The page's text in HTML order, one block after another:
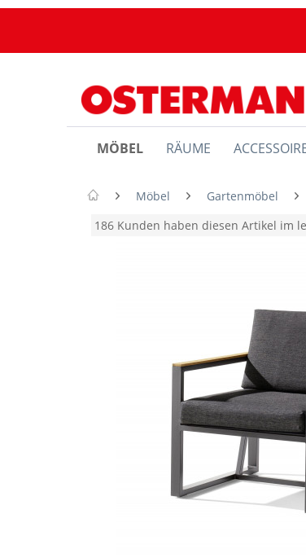
MÖBEL RÄUME
Möbel Gartenmöbel
186 Kunden haben diesen Artikel im